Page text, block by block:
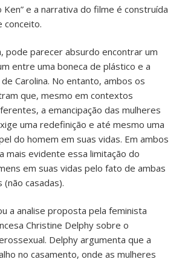
e a narrativa do filme é construída
conceito.
pode parecer absurdo encontrar um
entre uma boneca de plástico e a
Carolina. No entanto, ambos os
que, mesmo em contextos
a emancipação das mulheres
uma redefinição e até mesmo uma
do homem em suas vidas. Em ambos
mais evidente essa limitação do
em suas vidas pelo fato de ambas
casadas).
a analise proposta pela feminista
Christine Delphy sobre o
Delphy argumenta que a
no casamento, onde as mulheres